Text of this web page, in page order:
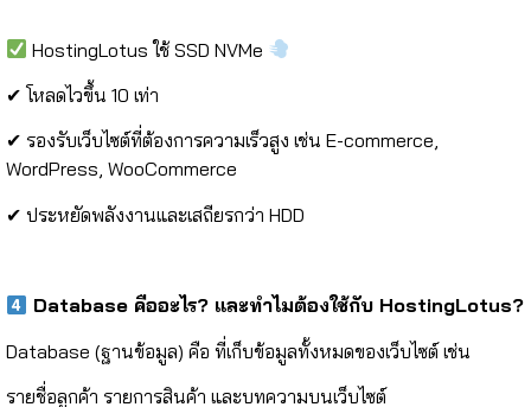
HostingLotus ใช้ SSD NVMe
✔ โหลดไวขึ้น 10 เท่า
✔ รองรับเว็บไซต์ที่ต้องการความเร็วสูง เช่น E-commerce,
WordPress, WooCommerce
✔ ประหยัดพลังงานและเสถียรกว่า HDD
Database คืออะไร? และทำไมต้องใช้กับ HostingLotus?
Database (ฐานข้อมูล) คือ ที่เก็บข้อมูลทั้งหมดของเว็บไซต์ เช่น
รายชื่อลูกค้า รายการสินค้า และบทความบนเว็บไซต์